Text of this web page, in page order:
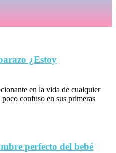
¿Estoy
en la vida de cualquier
confuso en sus primeras
perfecto del bebé